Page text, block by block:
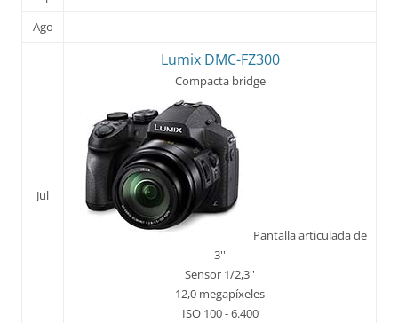
Ago
Jul
Lumix DMC-FZ300
Compacta bridge
Pantalla articulada de
3''
Sensor 1/2,3''
12,0 megapíxeles
ISO 100 - 6.400